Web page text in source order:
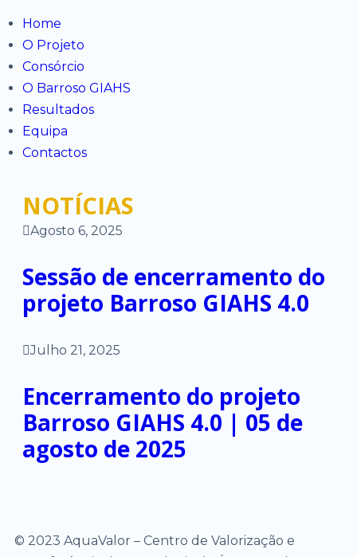
Home
O Projeto
Consórcio
O Barroso GIAHS
Resultados
Equipa
Contactos
NOTÍCIAS
Agosto 6, 2025
Sessão de encerramento do
projeto Barroso GIAHS 4.0
Julho 21, 2025
Encerramento do projeto
Barroso GIAHS 4.0 | 05 de
agosto de 2025
© 2023 AquaValor – Centro de Valorização e